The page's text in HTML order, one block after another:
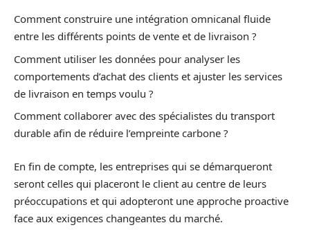
Comment construire une intégration omnicanal fluide
entre les différents points de vente et de livraison ?
Comment utiliser les données pour analyser les
comportements d’achat des clients et ajuster les services
de livraison en temps voulu ?
Comment collaborer avec des spécialistes du transport
durable afin de réduire l’empreinte carbone ?
En fin de compte, les entreprises qui se démarqueront
seront celles qui placeront le client au centre de leurs
préoccupations et qui adopteront une approche proactive
face aux exigences changeantes du marché.